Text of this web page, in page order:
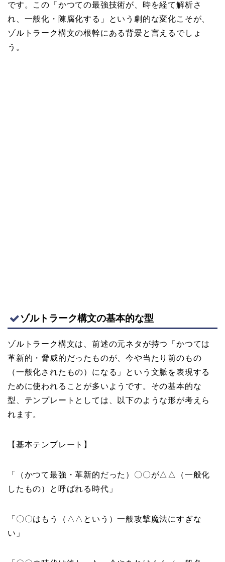
です。この「かつての最強技術が、時を経て解析さ
れ、一般化・陳腐化する」という劇的な変化こそが、
ゾルトラーク構文の根幹にある背景と言えるでしょ
う。
ゾルトラーク構文の基本的な型
ゾルトラーク構文は、前述の元ネタが持つ「かつては
革新的・脅威的だったものが、今や当たり前のもの
（一般化されたもの）になる」という文脈を表現する
ために使われることが多いようです。その基本的な
型、テンプレートとしては、以下のような形が考えら
れます。
【基本テンプレート】
「（かつて最強・革新的だった）〇〇が△△（一般化
したもの）と呼ばれる時代」
「〇〇はもう（△△という）一般攻撃魔法にすぎな
い」